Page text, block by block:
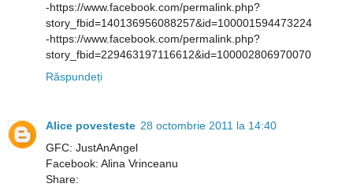
-https://www.facebook.com/permalink.php?
story_fbid=140136956088257&id=100001594473224
-https://www.facebook.com/permalink.php?
story_fbid=229463197116612&id=100002806970070
Răspundeți
Alice povesteste 28 octombrie 2011 la 14:40
GFC: JustAnAngel
Facebook: Alina Vrinceanu
Share: